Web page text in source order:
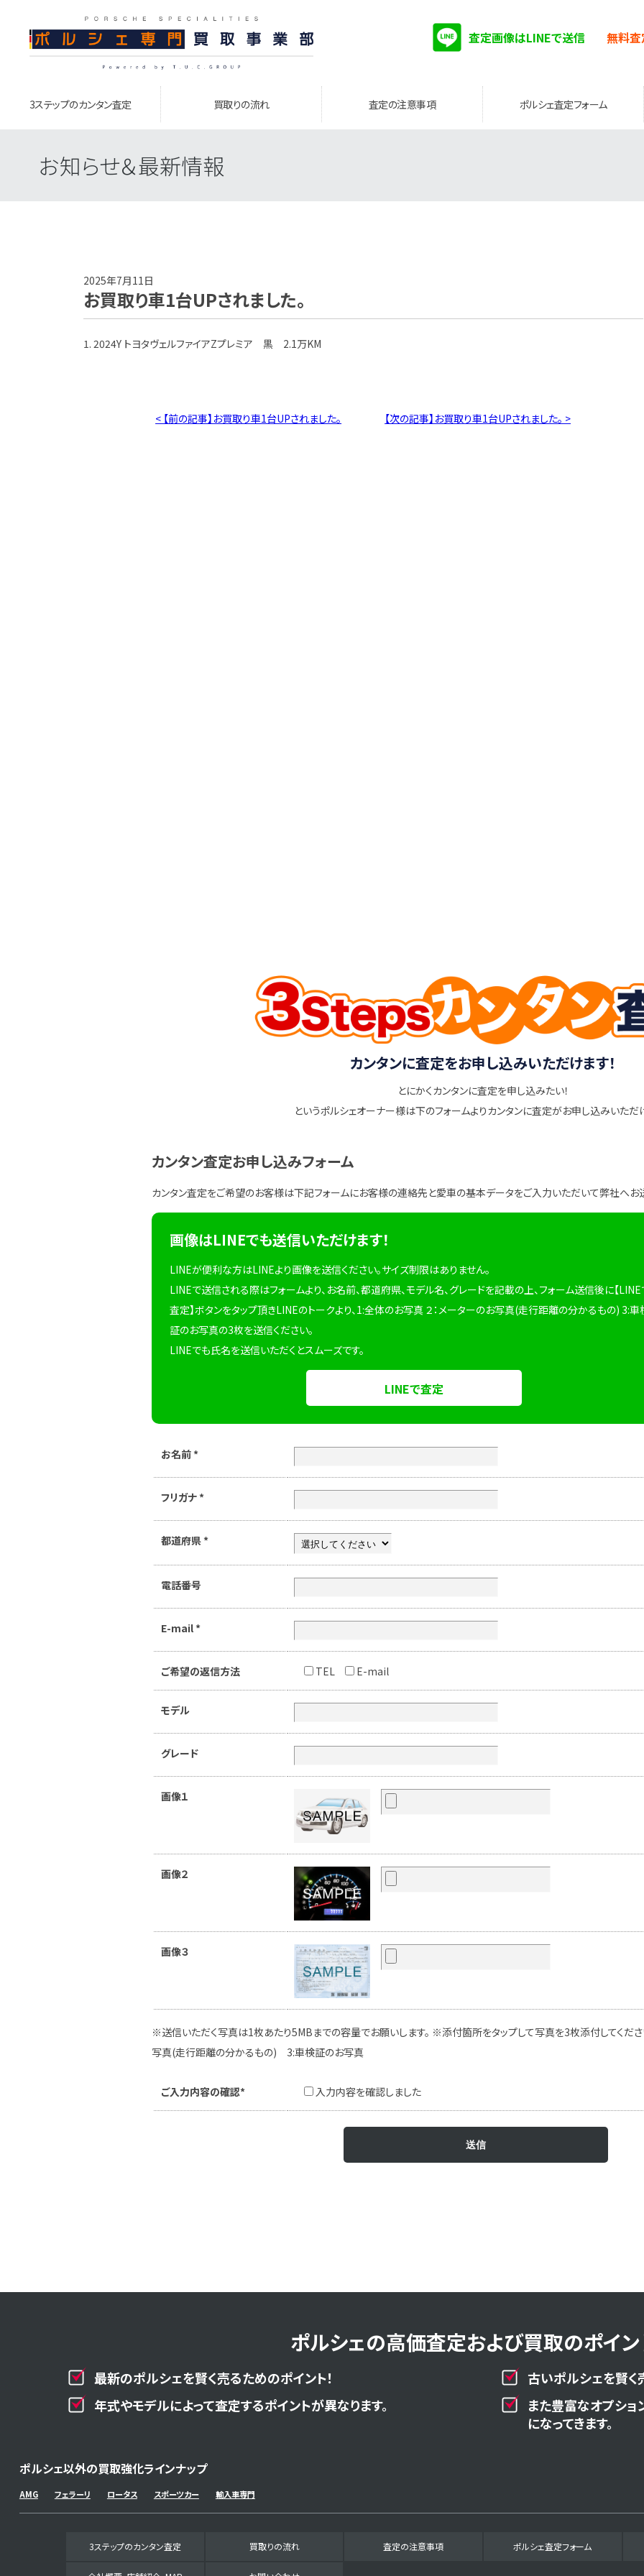
査定画像はLINEで送信 無料査
3ステップのカンタン査定 買取りの流れ 査定の注意事項 ポルシェ査定フォーム
お知らせ＆最新情報
2025年7月11日
お買取り車1台UPされました。
1. 2024Y トヨタヴェルファイアZプレミア 黒 2.1万KM
< 【前の記事】お買取り車1台UPされました。 【次の記事】お買取り車1台UPされました。 >
カンタンに査定をお申し込みいただけます！
とにかくカンタンに査定を申し込みたい！
というポルシェオーナー様は下のフォームよりカンタンに査定がお申し込みいただ
カンタン査定お申し込みフォーム
カンタン査定をご希望のお客様は下記フォームにお客様の連絡先と愛車の基本データをご入力いただいて弊社へお
画像はLINEでも送信いただけます！
LINEが便利な方はLINEより画像を送信ください。サイズ制限はありません。
LINEで送信される際はフォームより、お名前、都道府県、モデル名、グレードを記載の上、フォーム送信後に【LINE
査定】ボタンをタップ頂きLINEのトークより、1:全体のお写真 ２：メーターのお写真(走行距離の分かるもの) 3:車
証のお写真の3枚を送信ください。
LINEでも氏名を送信いただくとスムーズです。
LINEで査定
お名前 *
フリガナ *
都道府県 *
電話番号
E-mail *
ご希望の返信方法 TEL E-mail
モデル
グレード
画像１
画像２
画像３
※送信いただく写真は1枚あたり5MBまでの容量でお願いします。 ※添付箇所をタップして写真を3枚添付してくだ
写真(走行距離の分かるもの) 3:車検証のお写真
ご入力内容の確認* 入力内容を確認しました
ポルシェの高価査定および買取のポイン
最新のポルシェを賢く売るためのポイント！
古いポルシェを賢く
年式やモデルによって査定するポイントが異なります。
また豊富なオプシ
になってきます。
ポルシェ以外の買取強化ラインナップ
AMG フェラーリ ロータス スポーツカー 輸入車専門
3ステップのカンタン査定 買取りの流れ 査定の注意事項 ポルシェ査定フォーム